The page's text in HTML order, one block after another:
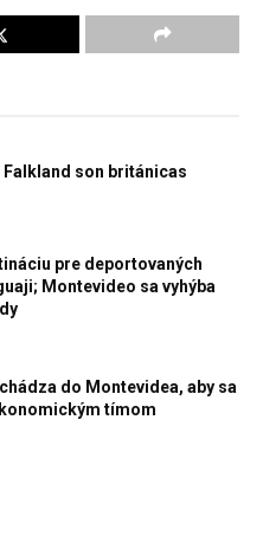
Falkland son británicas
pre deportovaných
Montevideo sa vyhýba
do Montevidea, aby sa
tímom